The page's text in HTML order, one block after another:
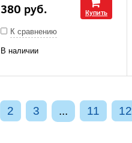
380 руб. Купить
К сравнению
В наличии
2 3 ... 11 12